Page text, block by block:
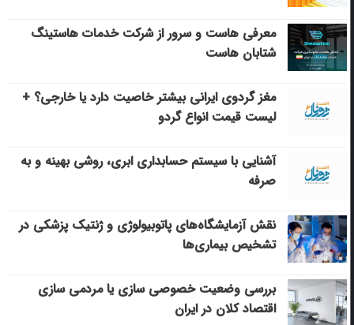
معرفی هاست و سرور از شرکت خدمات هاستینگ
شتابان هاست
مغز گردوی ایرانی بیشتر خاصیت دارد یا خارجی؟ +
لیست قیمت انواع گردو
آشنایی با سیستم حسابداری ابری، روشی بهینه و به
صرفه
نقش آزمایشگاه‌های پاتوبیولوژی و ژنتیک پزشکی در
تشخیص بیماری‌ها
بررسی وضعیت خصوصی سازی یا مردمی سازی
اقتصاد کلان در ایران